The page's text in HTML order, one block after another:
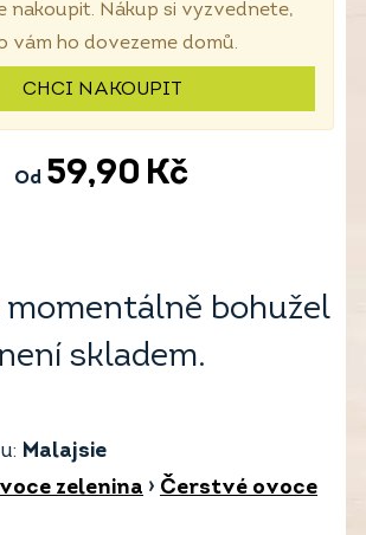
nakoupit. Nákup si vyzvednete,
vám ho dovezeme domů.
CHCI NAKOUPIT
Od 59,90 Kč
bohužel
skladem.
Malajsie
zelenina › Čerstvé ovoce